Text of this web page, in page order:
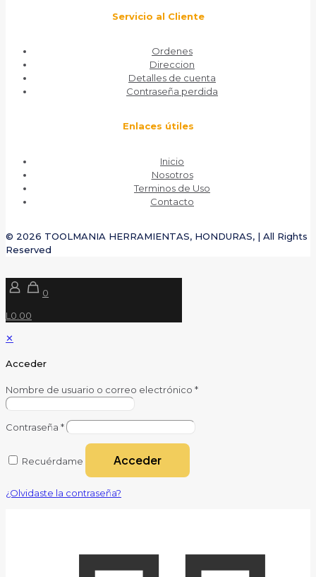
Servicio al Cliente
Ordenes
Direccion
Detalles de cuenta
Contraseña perdida
Enlaces útiles
Inicio
Nosotros
Terminos de Uso
Contacto
© 2026 TOOLMANIA HERRAMIENTAS, HONDURAS, | All Rights
Reserved
0
L0.00
✕
Acceder
Nombre de usuario o correo electrónico *
Contraseña *
Recuérdame Acceder
¿Olvidaste la contraseña?